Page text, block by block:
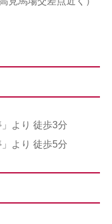
より 徒歩3分
より 徒歩5分